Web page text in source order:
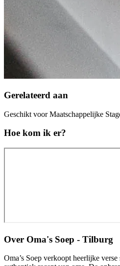
Gerelateerd aan
Geschikt voor Maatschappelijke
Hoe kom ik er?
Over Oma's Soep - Tilburg
Oma’s Soep verkoopt heerlijke